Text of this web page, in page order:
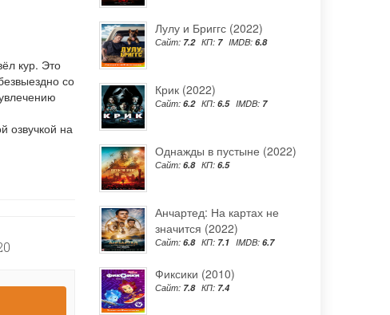
кур. Это
со
озвучкой на
Лулу и Бриггс (2022)
Сайт: 7.2 КП: 7 IMDB: 6.8
Крик (2022)
Сайт: 6.2 КП: 6.5 IMDB: 7
Однажды в пустыне (2022)
Сайт: 6.8 КП: 6.5
Анчартед: На картах не
значится (2022)
Сайт: 6.8 КП: 7.1 IMDB: 6.7
Фиксики (2010)
Сайт: 7.8 КП: 7.4